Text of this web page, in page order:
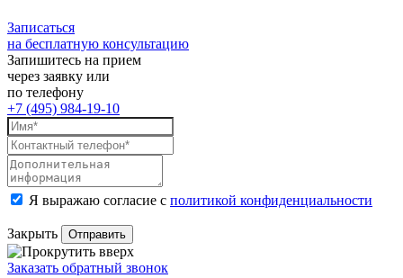
Записаться
на бесплатную консультацию
Запишитесь на прием
через заявку или
по телефону
+7 (495) 984-19-10
Я выражаю согласие с политикой конфиденциальности
Закрыть
Заказать обратный звонок